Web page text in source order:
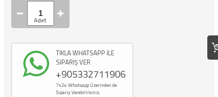
TIKLA WHATSAPP İLE
SİPARİŞ VER
+905332711906
7x24 Whatsapp Üzerinden de
Sipariş Verebilirsiniz.